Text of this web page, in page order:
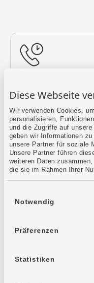
Diese Webseite
Wir verwenden Cookies,
personalisieren,
und die Zugriffe auf
geben wir Informationen
unsere Partner für soziale
Unsere Partner führen
weiteren Daten
die sie im Rahmen Ihrer
Notwendig
Präferenzen
Statistiken
Mehr erfahren